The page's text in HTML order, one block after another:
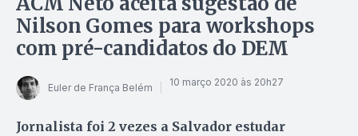
Nilson Gomes para workshops
com pré-candidatos do DEM
Euler de França Belém 10 março 2020 às 20h27
Jornalista foi 2 vezes a Salvador estudar